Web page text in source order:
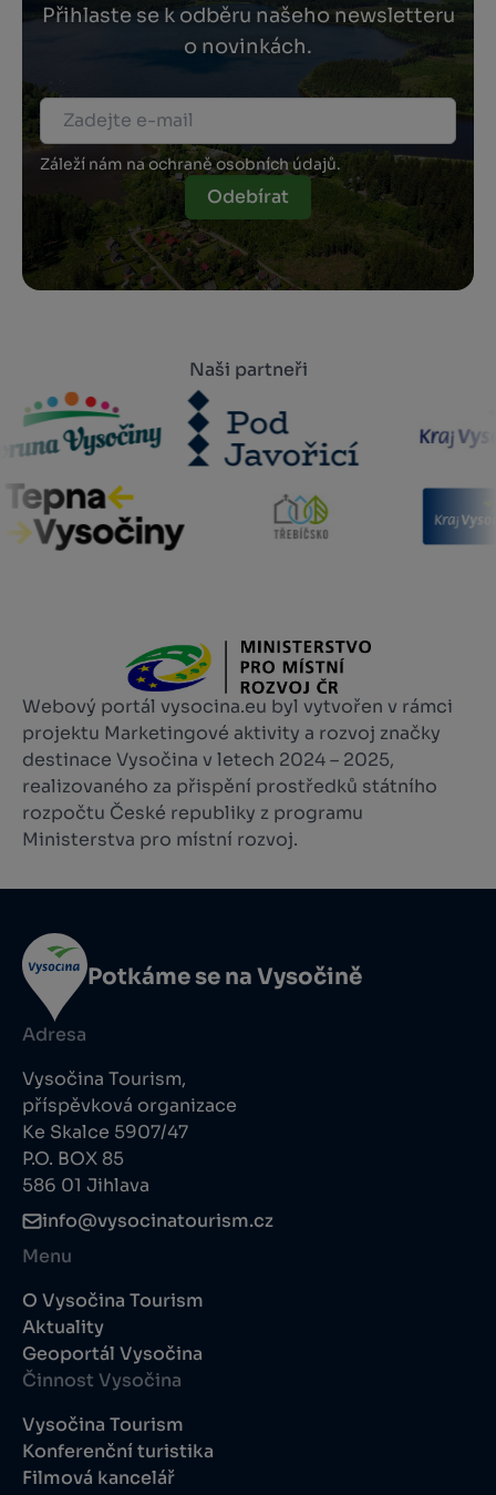
Přihlaste se k odběru našeho newsletteru
o novinkách.
Záleží nám na ochraně osobních údajů.
Odebírat
Naši partneři
Webový portál vysocina.eu byl vytvořen v rámci
projektu Marketingové aktivity a rozvoj značky
destinace Vysočina v letech 2024 – 2025,
realizovaného za přispění prostředků státního
rozpočtu České republiky z programu
Ministerstva pro místní rozvoj.
Potkáme se na Vysočině
Adresa
Vysočina Tourism,
příspěvková organizace
Ke Skalce 5907/47
P.O. BOX 85
586 01 Jihlava
info@vysocinatourism.cz
Menu
O Vysočina Tourism
Aktuality
Geoportál Vysočina
Činnost Vysočina
Vysočina Tourism
Konferenční turistika
Filmová kancelář